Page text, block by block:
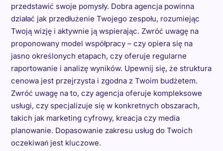
przedstawić swoje pomysły. Dobra agencja powinna
działać jak przedłużenie Twojego zespołu, rozumiejąc
Twoją wizję i aktywnie ją wspierając. Zwróć uwagę na
proponowany model współpracy – czy opiera się na
jasno określonych etapach, czy oferuje regularne
raportowanie i analizę wyników. Upewnij się, że struktura
cenowa jest przejrzysta i zgodna z Twoim budżetem.
Zwróć uwagę na to, czy agencja oferuje kompleksowe
usługi, czy specjalizuje się w konkretnych obszarach,
takich jak marketing cyfrowy, kreacja czy media
planowanie. Dopasowanie zakresu usług do Twoich
oczekiwań jest kluczowe.